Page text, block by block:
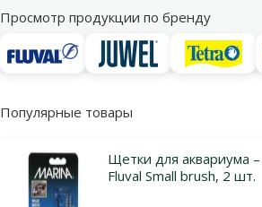
Просмотр продукции по бренду
Популярные товары
Щетки для аквариума –
Fluval Small brush, 2 шт.